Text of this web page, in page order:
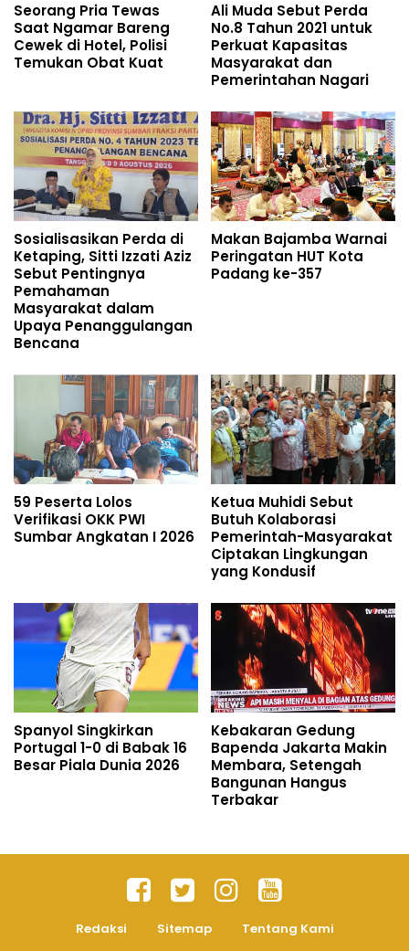
Seorang Pria Tewas
Saat Ngamar Bareng
Cewek di Hotel, Polisi
Temukan Obat Kuat
Ali Muda Sebut Perda
No.8 Tahun 2021 untuk
Perkuat Kapasitas
Masyarakat dan
Pemerintahan Nagari
Sosialisasikan Perda di
Ketaping, Sitti Izzati Aziz
Sebut Pentingnya
Pemahaman
Masyarakat dalam
Upaya Penanggulangan
Bencana
Makan Bajamba Warnai
Peringatan HUT Kota
Padang ke-357
59 Peserta Lolos
Verifikasi OKK PWI
Sumbar Angkatan I 2026
Ketua Muhidi Sebut
Butuh Kolaborasi
Pemerintah-Masyarakat
Ciptakan Lingkungan
yang Kondusif
Spanyol Singkirkan
Portugal 1-0 di Babak 16
Besar Piala Dunia 2026
Kebakaran Gedung
Bapenda Jakarta Makin
Membara, Setengah
Bangunan Hangus
Terbakar
Redaksi Sitemap
Tentang Kami